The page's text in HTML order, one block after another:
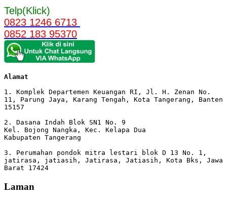
Telp(Klick)
0823 1246 6713
0852 183 95370
Alamat
1. Komplek Departemen Keuangan RI, Jl. H. Zenan No.
11, Parung Jaya, Karang Tengah, Kota Tangerang, Banten
15157
2. Dasana Indah Blok SN1 No. 9
Kel. Bojong Nangka, Kec. Kelapa Dua
Kabupaten Tangerang
3. Perumahan pondok mitra lestari blok D 13 No. 1,
jatirasa, jatiasih, Jatirasa, Jatiasih, Kota Bks, Jawa
Barat 17424
Laman